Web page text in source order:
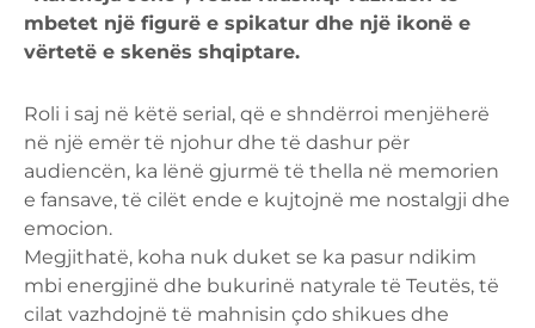
mbetet një figurë e spikatur dhe një ikonë e
vërtetë e skenës shqiptare.
Roli i saj në këtë serial, që e shndërroi menjëherë
në një emër të njohur dhe të dashur për
audiencën, ka lënë gjurmë të thella në memorien
e fansave, të cilët ende e kujtojnë me nostalgji dhe
emocion.
Megjithatë, koha nuk duket se ka pasur ndikim
mbi energjinë dhe bukurinë natyrale të Teutës, të
cilat vazhdojnë të mahnisin çdo shikues dhe